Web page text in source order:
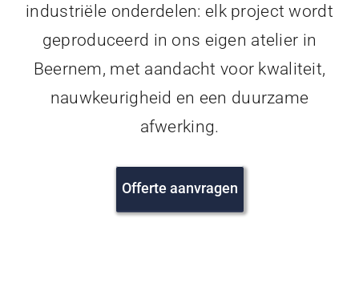
industriële onderdelen: elk project wordt
geproduceerd in ons eigen atelier in
Beernem, met aandacht voor kwaliteit,
nauwkeurigheid en een duurzame
afwerking.
Offerte aanvragen